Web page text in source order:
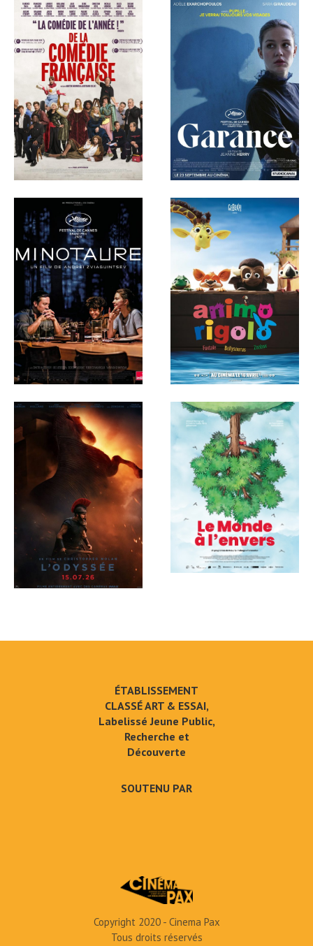
ÉTABLISSEMENT
CLASSÉ ART & ESSAI,
Labelissé Jeune Public,
Recherche et
Découverte
SOUTENU PAR
Copyright 2020 - Cinema Pax
Tous droits réservés